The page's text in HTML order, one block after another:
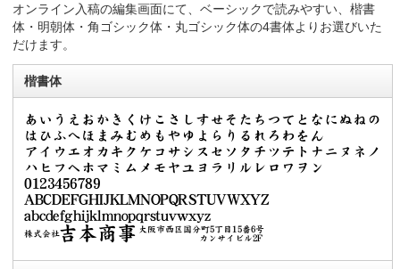
オンライン入稿の編集画面にて、ベーシックで読みやすい、楷書
体・明朝体・角ゴシック体・丸ゴシック体の4書体よりお選びいた
だけます。
楷書体